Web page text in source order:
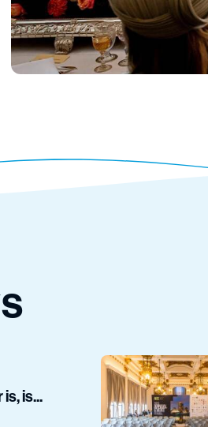
is...